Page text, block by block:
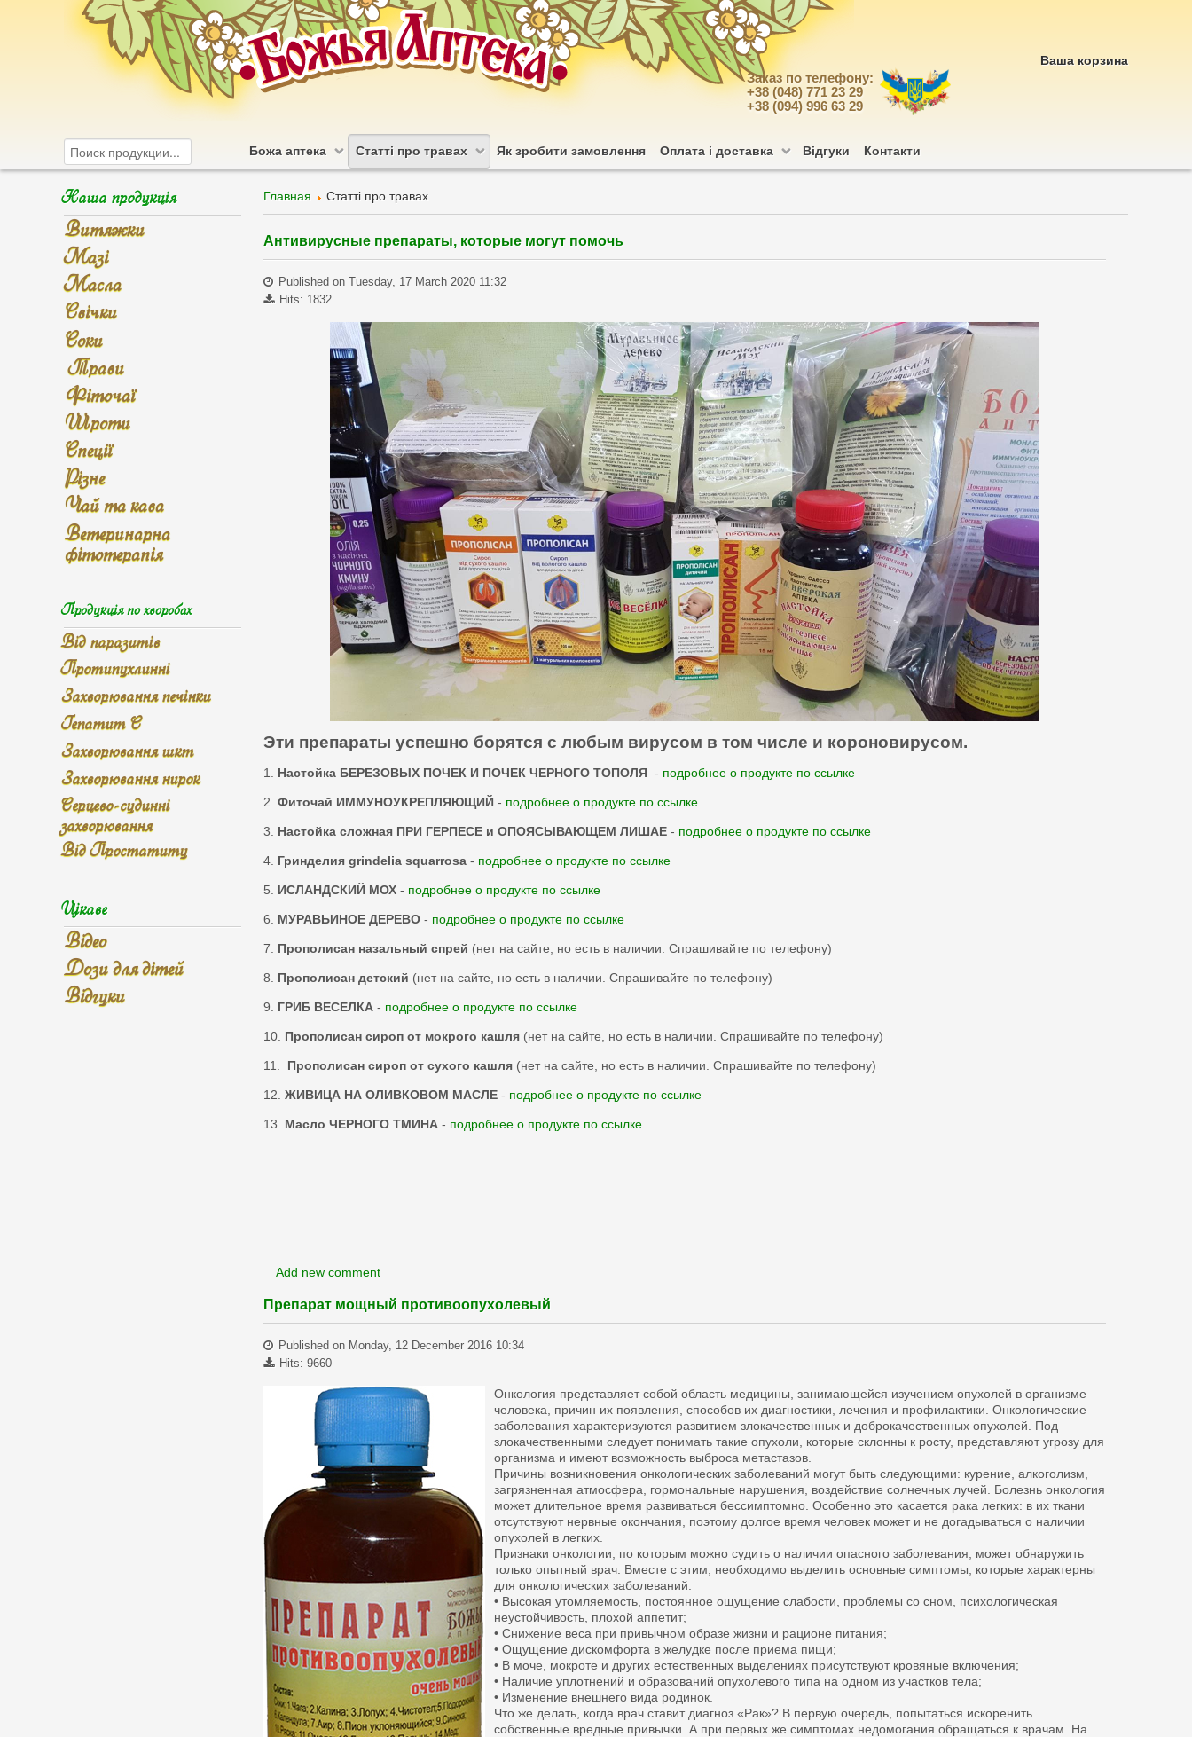
Заказ по телефону:
+38 (048) 771 23 29
+38 (094) 996 63 29
Ваша корзина
Божа аптека Статті про травах Як зробити замовлення Оплата і доставка Відгуки Контакти
Главная Статті про травах
Антивирусные препараты, которые могут помочь
Published on Tuesday, 17 March 2020 11:32
Hits: 1832
Эти препараты успешно борятся с любым вирусом в том числе и короновирусом.
1. Настойка БЕРЕЗОВЫХ ПОЧЕК И ПОЧЕК ЧЕРНОГО ТОПОЛЯ - подробнее о продукте по ссылке
2. Фиточай ИММУНОУКРЕПЛЯЮЩИЙ - подробнее о продукте по ссылке
3. Настойка сложная ПРИ ГЕРПЕСЕ и ОПОЯСЫВАЮЩЕМ ЛИШАЕ - подробнее о продукте по ссылке
4. Гринделия grindelia squarrosa - подробнее о продукте по ссылке
5. ИСЛАНДСКИЙ МОХ - подробнее о продукте по ссылке
6. МУРАВЬИНОЕ ДЕРЕВО - подробнее о продукте по ссылке
7. Прополисан назальный спрей (нет на сайте, но есть в наличии. Спрашивайте по телефону)
8. Прополисан детский (нет на сайте, но есть в наличии. Спрашивайте по телефону)
9. ГРИБ ВЕСЕЛКА - подробнее о продукте по ссылке
10. Прополисан сироп от мокрого кашля (нет на сайте, но есть в наличии. Спрашивайте по телефону)
11. Прополисан сироп от сухого кашля (нет на сайте, но есть в наличии. Спрашивайте по телефону)
12. ЖИВИЦА НА ОЛИВКОВОМ МАСЛЕ - подробнее о продукте по ссылке
13. Масло ЧЕРНОГО ТМИНА - подробнее о продукте по ссылке
Add new comment
Препарат мощный противоопухолевый
Published on Monday, 12 December 2016 10:34
Hits: 9660
Онкология представляет собой область медицины, занимающейся изучением опухолей в организме
человека, причин их появления, способов их диагностики, лечения и профилактики. Онкологические
заболевания характеризуются развитием злокачественных и доброкачественных опухолей. Под
злокачественными следует понимать такие опухоли, которые склонны к росту, представляют угрозу для
организма и имеют возможность выброса метастазов.
Причины возникновения онкологических заболеваний могут быть следующими: курение, алкоголизм,
загрязненная атмосфера, гормональные нарушения, воздействие солнечных лучей. Болезнь онкология
может длительное время развиваться бессимптомно. Особенно это касается рака легких: в их ткани
отсутствуют нервные окончания, поэтому долгое время человек может и не догадываться о наличии
опухолей в легких.
Признаки онкологии, по которым можно судить о наличии опасного заболевания, может обнаружить
только опытный врач. Вместе с этим, необходимо выделить основные симптомы, которые характерны
для онкологических заболеваний:
• Высокая утомляемость, постоянное ощущение слабости, проблемы со сном, психологическая
неустойчивость, плохой аппетит;
• Снижение веса при привычном образе жизни и рационе питания;
• Ощущение дискомфорта в желудке после приема пищи;
• В моче, мокроте и других естественных выделениях присутствуют кровяные включения;
• Наличие уплотнений и образований опухолевого типа на одном из участков тела;
• Изменение внешнего вида родинок.
Что же делать, когда врач ставит диагноз «Рак»? В первую очередь, попытаться искоренить
собственные вредные привычки. А при первых же симптомах недомогания обращаться к врачам. На
Наша продукція
Витяжки
Мазі
Масла
Свічки
Соки
Трави
Фіточаї
Шроти
Спеції
Різне
Чай та кава
Ветеринарна
фітотерапія
Продукція по хворобах
Від паразитів
Протипухлинні
Захворювання печінки
Гепатит С
Захворювання шкт
Захворювання нирок
Серцево-судинні
захворювання
Від Простатиту
Цікаве
Відео
Дози для дітей
Відгуки